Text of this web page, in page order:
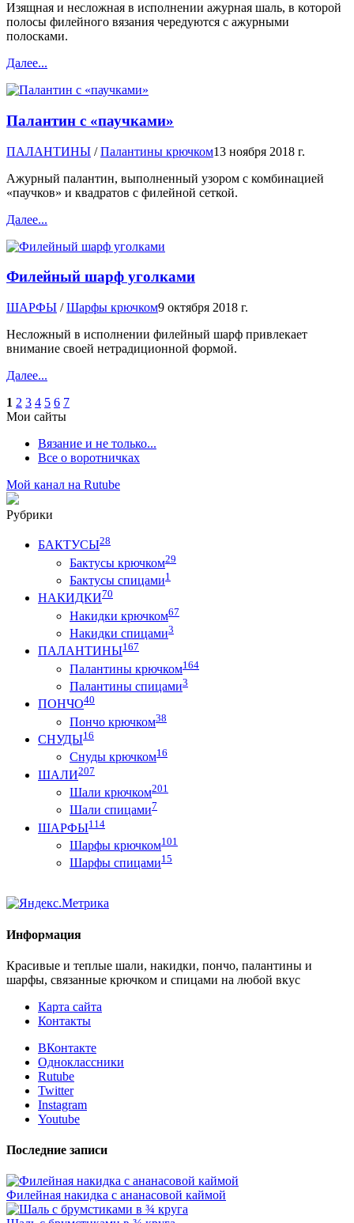
Изящная и несложная в исполнении ажурная шаль, в которой
полосы филейного вязания чередуются с ажурными
полосками.
Далее...
Палантин с «паучками»
ПАЛАНТИНЫ /Палантины крючком13 ноября 2018 г.
Ажурный палантин, выполненный узором с комбинацией
«паучков» и квадратов с филейной сеткой.
Далее...
Филейный шарф уголками
ШАРФЫ /Шарфы крючком9 октября 2018 г.
Несложный в исполнении филейный шарф привлекает
внимание своей нетрадиционной формой.
Далее...
1 2 3 4 5 6 7
Мои сайты
Вязание и не только...
Все о воротничках
Мой канал на Rutube
Рубрики
БАКТУСЫ28
Бактусы крючком29
Бактусы спицами1
НАКИДКИ70
Накидки крючком67
Накидки спицами3
ПАЛАНТИНЫ167
Палантины крючком164
Палантины спицами3
ПОНЧО40
Пончо крючком38
СНУДЫ16
Снуды крючком16
ШАЛИ207
Шали крючком201
Шали спицами7
ШАРФЫ114
Шарфы крючком101
Шарфы спицами15
Информация
Красивые и теплые шали, накидки, пончо, палантины и
шарфы, связанные крючком и спицами на любой вкус
Карта сайта
Контакты
ВКонтакте
Одноклассники
Rutube
Twitter
Instagram
Youtube
Последние записи
Филейная накидка с ананасовой каймой